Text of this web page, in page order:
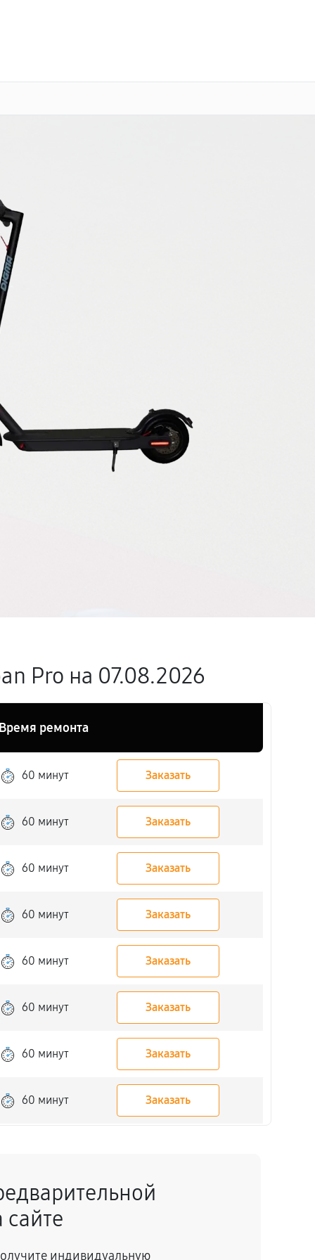
Pro на 07.08.2026
Время ремонта
60 минут Заказать
60 минут Заказать
60 минут Заказать
60 минут Заказать
60 минут Заказать
60 минут Заказать
60 минут Заказать
60 минут Заказать
60 минут Заказать
индивидуальную